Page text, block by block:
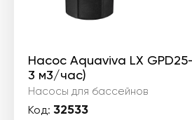
Насос Aquaviva LX
3 м3/час)
Насосы для бассейнов
Код: 32533